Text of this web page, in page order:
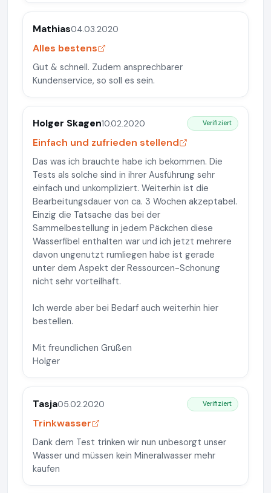
Mathias04.03.2020
Alles bestens
Gut & schnell. Zudem ansprechbarer
Kundenservice, so soll es sein.
Holger Skagen10.02.2020 Verifiziert
Einfach und zufrieden stellend
Das was ich brauchte habe ich bekommen. Die
Tests als solche sind in ihrer Ausführung sehr
einfach und unkompliziert. Weiterhin ist die
Bearbeitungsdauer von ca. 3 Wochen akzeptabel.
Einzig die Tatsache das bei der
Sammelbestellung in jedem Päckchen diese
Wasserfibel enthalten war und ich jetzt mehrere
davon ungenutzt rumliegen habe ist gerade
unter dem Aspekt der Ressourcen-Schonung
nicht sehr vorteilhaft.
Ich werde aber bei Bedarf auch weiterhin hier
bestellen.
Mit freundlichen Grüßen
Holger
Tasja05.02.2020 Verifiziert
Trinkwasser
Dank dem Test trinken wir nun unbesorgt unser
Wasser und müssen kein Mineralwasser mehr
kaufen